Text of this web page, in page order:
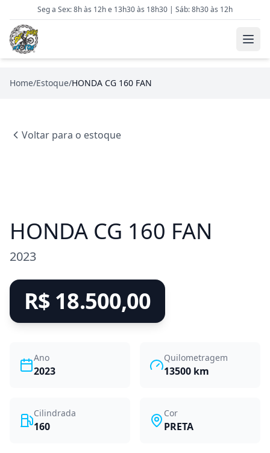
Seg a Sex: 8h às 12h e 13h30 às 18h30 | Sáb: 8h30 às 12h
Home/Estoque/HONDA CG 160 FAN
Voltar para o estoque
HONDA CG 160 FAN
2023
R$ 18.500,00
Ano
2023
Quilometragem
13500 km
Cilindrada
160
Cor
PRETA